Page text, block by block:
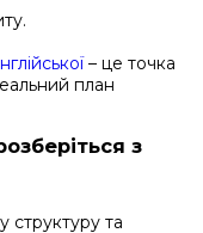
– це точка
план
з
структуру та